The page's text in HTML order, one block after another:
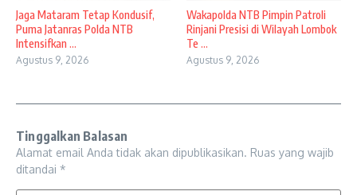
Jaga Mataram Tetap Kondusif,
Puma Jatanras Polda NTB
Intensifkan ...
Agustus 9, 2026
Wakapolda NTB Pimpin Patroli
Rinjani Presisi di Wilayah Lombok
Te ...
Agustus 9, 2026
Tinggalkan Balasan
Alamat email Anda tidak akan dipublikasikan. Ruas yang wajib
ditandai *